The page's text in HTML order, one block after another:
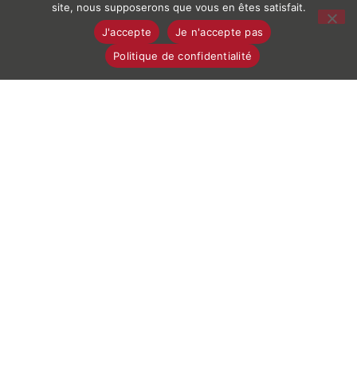
05 59 45 52 74
LES HORAIRES DU CLUB 64
site, nous supposerons que vous en êtes satisfait.
J'accepte
Je n'accepte pas
Politique de confidentialité